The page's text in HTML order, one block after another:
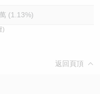
(1.13%)
)
返回頁頂